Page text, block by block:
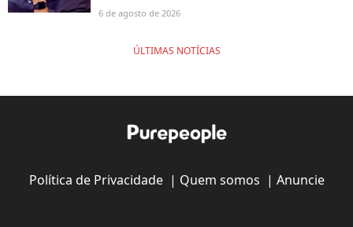
6 de agosto de 2026
ÚLTIMAS NOTÍCIAS
Política de Privacidade| Quem somos | Anuncie